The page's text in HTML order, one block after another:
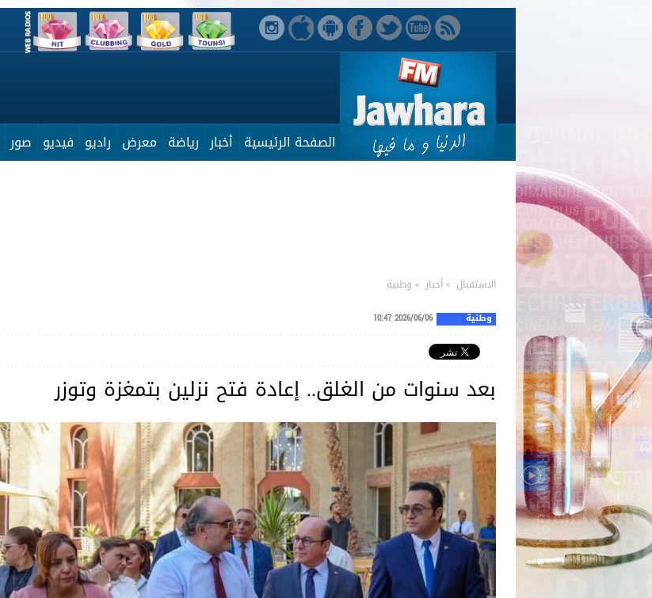
الصفحة الرئيسية أخبار رياضة معرض راديو فيديو صور
الاستقبال >أخبار > وطنية
وطنية 2026/06/06 10:47
بعد سنوات من الغلق.. إعادة فتح نزلين بتمغزة وتوزر